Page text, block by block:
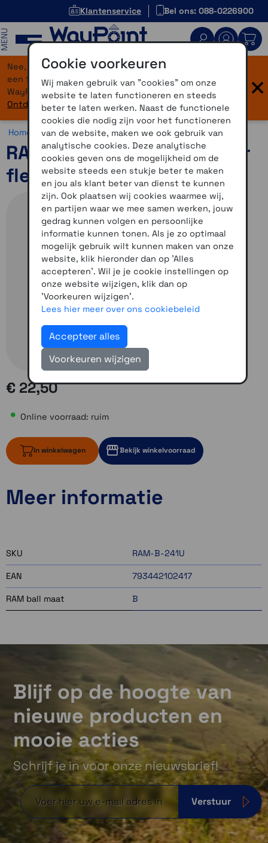
Klantenservice Bel ons: 088-0226900
Nee, je bent niet verdwaald! Onze website heeft
een flinke upgrade gekregen. Dezelfde vertrouwde
WayPoint-service, maar dan in een modern jasje.
Ontdek hier wat er allemaal nieuw is.
×
Home >Motor >Montage >RAM Mounts >Overig
RAM-Mount eindstuk voor
flexibele arm, stuurbeugel
€ 22,50
Online voorraad: ruim
In winkelwagen Bekijk winkelvoorraad
ruim op voorraad
1 op voorraad
Meer informatie
SKU RAM-B-241U
EAN 793442102417
RAM ball maat B
Blijf op de hoogte van
nieuwe producten en
mooie acties
Schrijf je in voor onze nieuwsbrief!
Verstuur
Cookie voorkeuren
Wij maken gebruik van "cookies" om onze
website te laten functioneren en steeds
beter te laten werken. Naast de functionele
cookies die nodig zijn voor het functioneren
van de website, maken we ook gebruik van
analytische cookies. Deze analytische
cookies geven ons de mogelijkheid om de
website steeds een stukje beter te maken
en jou als klant beter van dienst te kunnen
zijn. Ook plaatsen wij cookies waarmee wij,
en partijen waar we mee samen werken, jouw
gedrag kunnen volgen en persoonlijke
informatie kunnen tonen. Als je zo optimaal
mogelijk gebruik wilt kunnen maken van onze
website, klik hieronder dan op 'Alles
accepteren'. Wil je je cookie instellingen op
onze website wijzigen, klik dan op
'Voorkeuren wijzigen'.
Lees hier meer over ons cookiebeleid
Accepteer alles
Voorkeuren wijzigen